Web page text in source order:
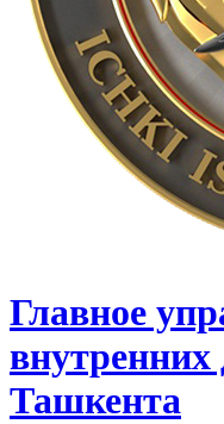
Главное
внутренних
Ташкента